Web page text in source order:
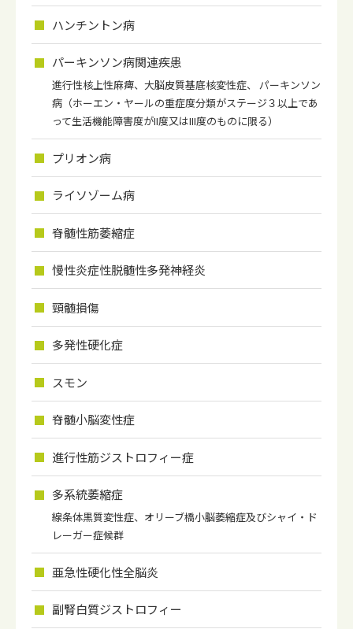
ハンチントン病
パーキンソン病関連疾患
進行性核上性麻痺、大脳皮質基底核変性症、 パーキンソン
病（ホーエン・ヤールの重症度分類がステージ３以上であ
って生活機能障害度がII度又はIII度のものに限る）
プリオン病
ライソゾーム病
脊髄性筋萎縮症
慢性炎症性脱髄性多発神経炎
頸髄損傷
多発性硬化症
スモン
脊髄小脳変性症
進行性筋ジストロフィー症
多系統萎縮症
線条体黒質変性症、オリーブ橋小脳萎縮症及びシャイ・ド
レーガー症候群
亜急性硬化性全脳炎
副腎白質ジストロフィー